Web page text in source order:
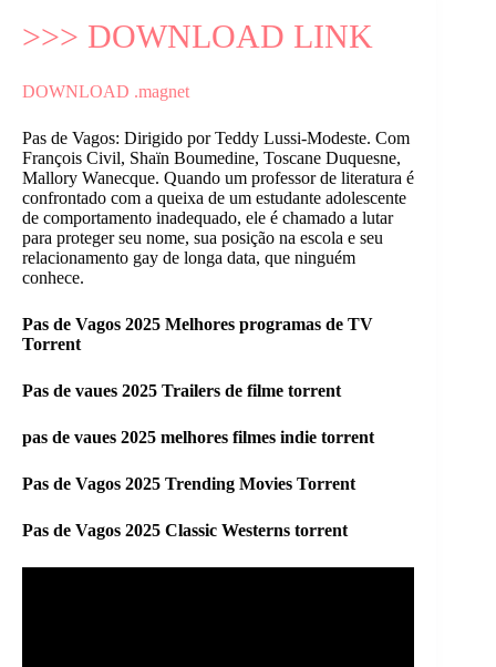
>>> DOWNLOAD LINK
DOWNLOAD .magnet
Pas de Vagos: Dirigido por Teddy Lussi-Modeste. Com
François Civil, Shaïn Boumedine, Toscane Duquesne,
Mallory Wanecque. Quando um professor de literatura é
confrontado com a queixa de um estudante adolescente
de comportamento inadequado, ele é chamado a lutar
para proteger seu nome, sua posição na escola e seu
relacionamento gay de longa data, que ninguém
conhece.
Pas de Vagos 2025 Melhores programas de TV
Torrent
Pas de vaues 2025 Trailers de filme torrent
pas de vaues 2025 melhores filmes indie torrent
Pas de Vagos 2025 Trending Movies Torrent
Pas de Vagos 2025 Classic Westerns torrent